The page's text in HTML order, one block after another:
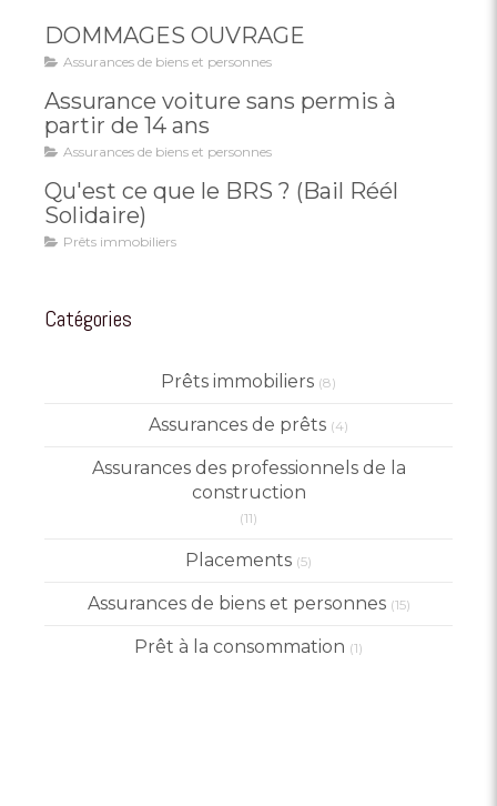
DOMMAGES OUVRAGE
Assurances de biens et personnes
Assurance voiture sans permis à
partir de 14 ans
Assurances de biens et personnes
Qu'est ce que le BRS ? (Bail Réél
Solidaire)
Prêts immobiliers
Catégories
Prêts immobiliers (8)
Assurances de prêts (4)
Assurances des professionnels de la
construction
(11)
Placements (5)
Assurances de biens et personnes (15)
Prêt à la consommation (1)